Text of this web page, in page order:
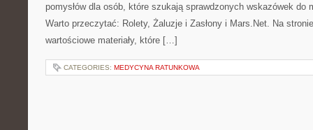
pomysłów dla osób, które szukają sprawdzonych wskazówek do
Warto przeczytać: Rolety, Żaluzje i Zasłony i Mars.Net. Na
wartościowe materiały, które […]
CATEGORIES: MEDYCYNA RATUNKOWA